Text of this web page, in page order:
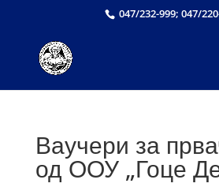
047/232-999; 047/
Ваучери за
од ООУ „Гоце